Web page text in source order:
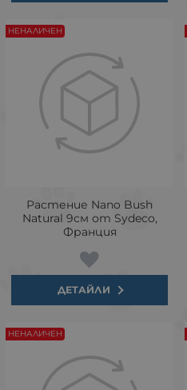
Растение Nano Bush
Natural 9см от Sydeco,
Франция
ДЕТАЙЛИ
НЕНАЛИЧЕН
НЕНАЛИЧЕН